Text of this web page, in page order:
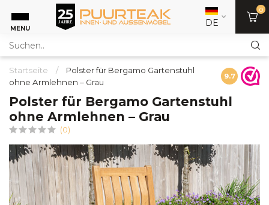
MENU DE
0
Startseite /
Polster für Bergamo Gartenstuhl
ohne Armlehnen – Grau
9.7
Polster für Bergamo Gartenstuhl
ohne Armlehnen – Grau
(0)